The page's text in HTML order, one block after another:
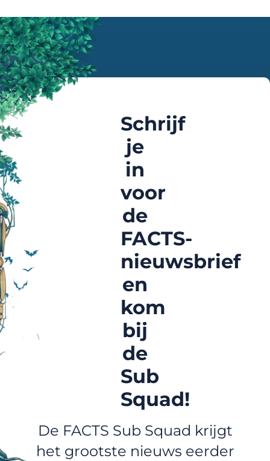
Schrijf
je
in
voor
de
FACTS-
nieuwsbrief
en
kom
bij
de
Sub
Squad!
De FACTS Sub Squad krijgt
het grootste nieuws eerder